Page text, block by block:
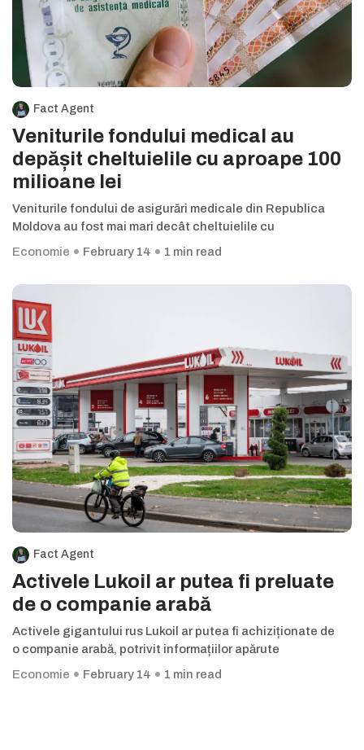
Fact Agent
Veniturile fondului medical au
depășit cheltuielile cu aproape 100
milioane lei
Veniturile fondului de asigurări medicale din Republica
Moldova au fost mai mari decât cheltuielile cu
Economie
February 14 1 min read
Fact Agent
Activele Lukoil ar putea fi preluate
de o companie arabă
Activele gigantului rus Lukoil ar putea fi achiziționate de
o companie arabă, potrivit informațiilor apărute
Economie
February 14 1 min read